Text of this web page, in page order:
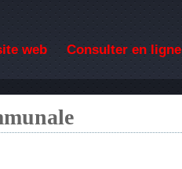
web Consulter en ligne